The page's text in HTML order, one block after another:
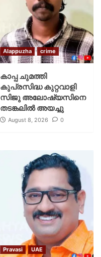
Alappuzha crime
കാപ്പ ചുമത്തി
കുപ്രസിദ്ധ കുറ്റവാളി
സിജു അലോഷ്യസിനെ
തടങ്കലിൽ അയച്ചു
August 8, 2026 0
Pravasi UAE